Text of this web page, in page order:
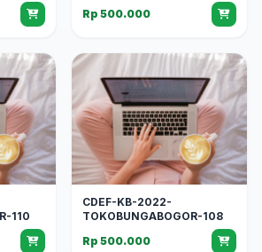
Rp 500.000
110
CDEF-KB-2022-
TOKOBUNGABOGOR-108
Rp 500.000